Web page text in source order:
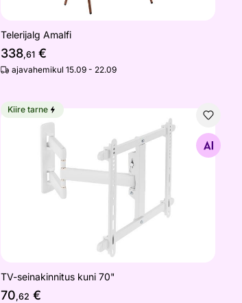
Telerijalg Amalfi
338,61 €
ajavahemikul 15.09 - 22.09
TV-seinakinnitus kuni 70"
Otsi sarnaseid
Kiire tarne
TV-seinakinnitus kuni 70"
70,62 €